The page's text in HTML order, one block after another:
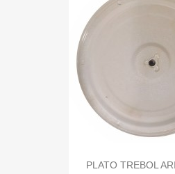
PLATO TREBOL